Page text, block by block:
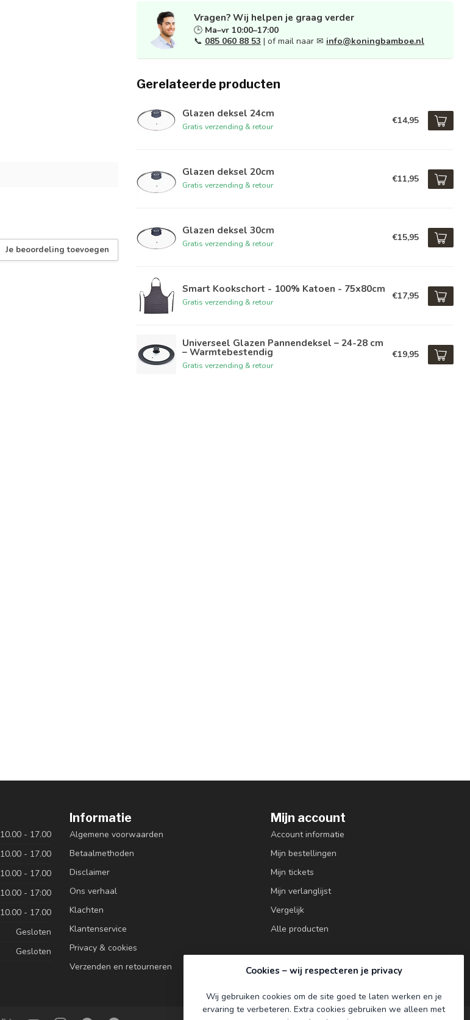
Je beoordeling toevoegen
Vragen? Wij helpen je graag verder
🕒 Ma–vr 10:00–17:00
📞 085 060 88 53 | of mail naar ✉ info@koningbamboe.nl
Gerelateerde producten
Glazen deksel 24cm
Gratis verzending & retour
€14,95
Glazen deksel 20cm
Gratis verzending & retour
€11,95
Glazen deksel 30cm
Gratis verzending & retour
€15,95
Smart Kookschort - 100% Katoen - 75x80cm
Gratis verzending & retour
€17,95
Universeel Glazen Pannendeksel – 24-28 cm
– Warmtebestendig
Gratis verzending & retour
€19,95
10.00 - 17.00
10.00 - 17.00
10.00 - 17.00
10.00 - 17:00
10.00 - 17.00
Gesloten
Gesloten
Informatie
Algemene voorwaarden
Betaalmethoden
Disclaimer
Ons verhaal
Klachten
Klantenservice
Privacy & cookies
Verzenden en retourneren
Mijn account
Account informatie
Mijn bestellingen
Mijn tickets
Mijn verlanglijst
Vergelijk
Alle producten
Cookies – wij respecteren je privacy
Wij gebruiken cookies om de site goed te laten werken en je
ervaring te verbeteren. Extra cookies gebruiken we alleen met